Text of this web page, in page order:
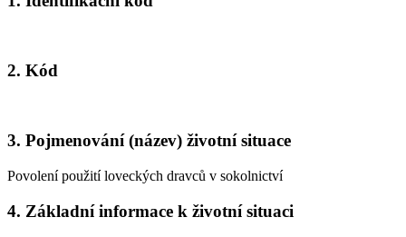
2. Kód
3. Pojmenování (název) životní situace
Povolení použití loveckých dravců v sokolnictví
4. Základní informace k životní situaci